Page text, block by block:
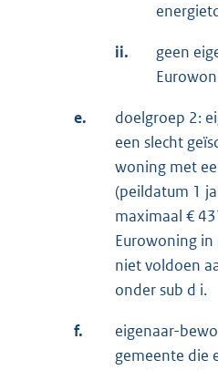
ii.
geen
e.
doelgroep 2:
een slecht
woning met
(peildatum 1
maximaal €
Eurowoning in
niet voldoen
onder sub d i.
f.
eigenaar-
gemeente die